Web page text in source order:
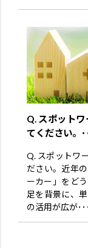
Q. スポット
てください。･
Q. スポットワ
ださい。近年
ーカー」をど
足を背景に、
の活用が広が･･